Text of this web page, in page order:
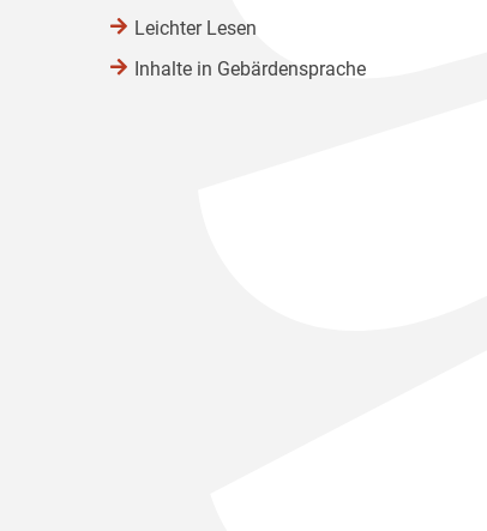
Leichter Lesen
Inhalte in Gebärdensprache